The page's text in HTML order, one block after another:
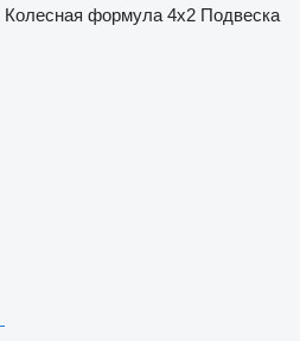
Колесная формула 4x2 Подвеска